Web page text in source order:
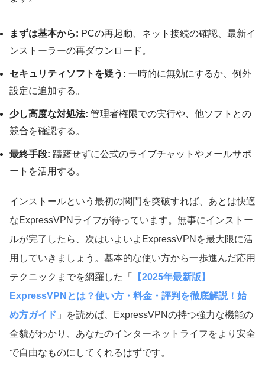
まずは基本から: PCの再起動、ネット接続の確認、最新イ
ンストーラーの再ダウンロード。
セキュリティソフトを疑う: 一時的に無効にするか、例外
設定に追加する。
少し高度な対処法: 管理者権限での実行や、他ソフトとの
競合を確認する。
最終手段: 躊躇せずに公式のライブチャットやメールサポ
ートを活用する。
インストールという最初の関門を突破すれば、あとは快適
なExpressVPNライフが待っています。無事にインストー
ルが完了したら、次はいよいよExpressVPNを最大限に活
用していきましょう。基本的な使い方から一歩進んだ応用
テクニックまでを網羅した「
【2025年最新版】
ExpressVPNとは？使い方・料金・評判を徹底解説！始
め方ガイド 」を読めば、ExpressVPNの持つ強力な機能の
全貌がわかり、あなたのインターネットライフをより安全
で自由なものにしてくれるはずです。